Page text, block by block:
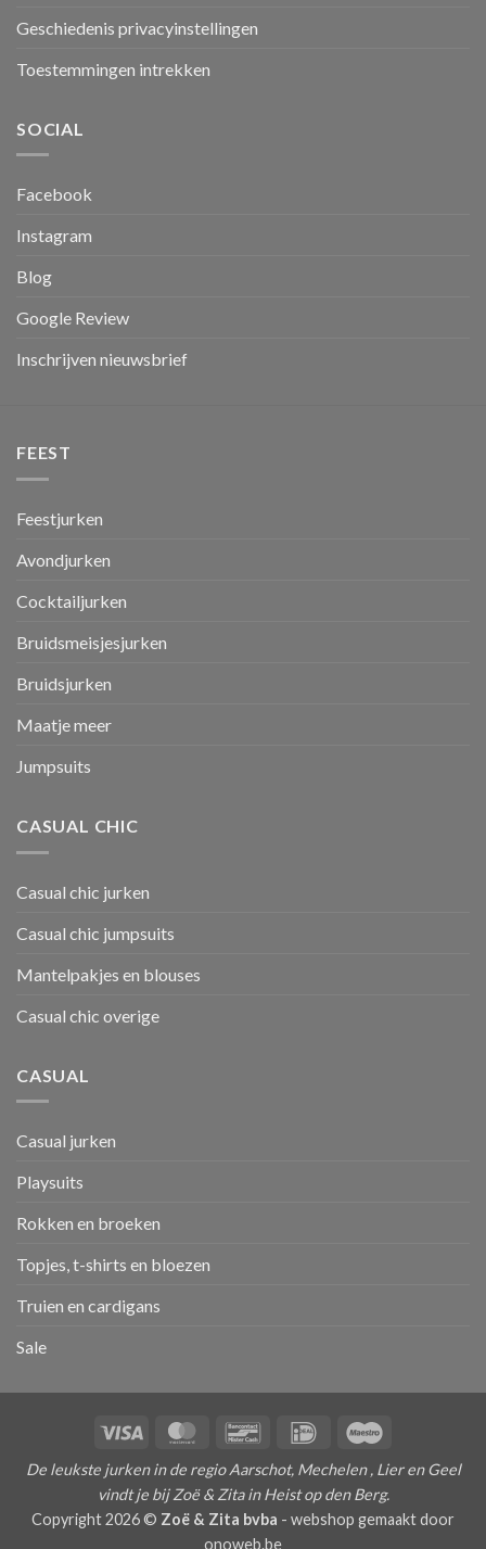
Geschiedenis privacyinstellingen
Toestemmingen intrekken
SOCIAL
Facebook
Instagram
Blog
Google Review
Inschrijven nieuwsbrief
FEEST
Feestjurken
Avondjurken
Cocktailjurken
Bruidsmeisjesjurken
Bruidsjurken
Maatje meer
Jumpsuits
CASUAL CHIC
Casual chic jurken
Casual chic jumpsuits
Mantelpakjes en blouses
Casual chic overige
CASUAL
Casual jurken
Playsuits
Rokken en broeken
Topjes, t-shirts en bloezen
Truien en cardigans
Sale
Visa MasterCardBancontactIDeal
De leukste jurken in de regio Aarschot, Mechelen , Lier en Geel
vindt je bij Zoë & Zita in Heist op den Berg.
Copyright 2026 © Zoë & Zita bvba - webshop gemaakt door
onoweb.be